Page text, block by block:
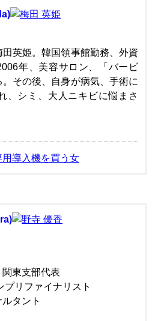
英姫。韓国領事館勤務、外資
年、美容サロン、「バービ
その後、自身が病気、手術に
、シミ、大人ニキビに悩まさ
導入機を買う女
関東支部代表
プリファイナリスト
タント